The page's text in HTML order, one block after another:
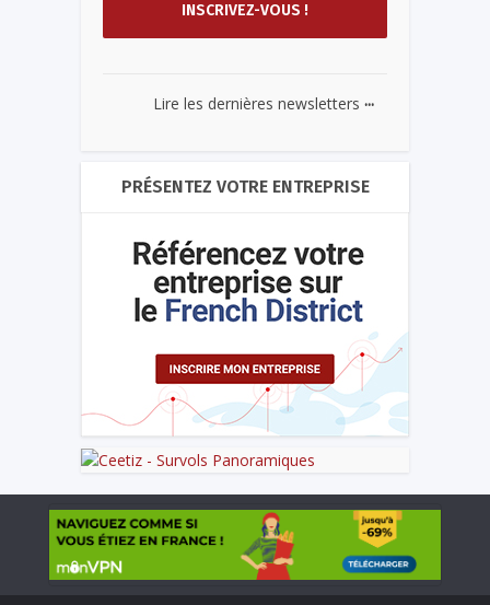
Lire les dernières newsletters ...
PRÉSENTEZ VOTRE ENTREPRISE